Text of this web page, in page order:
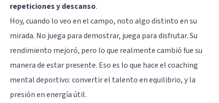
repeticiones y descanso.
Hoy, cuando lo veo en el campo, noto algo distinto en su
mirada. No juega para demostrar, juega para disfrutar. Su
rendimiento mejoró, pero lo que realmente cambió fue su
manera de estar presente. Eso es lo que hace el coaching
mental deportivo: convertir el talento en equilibrio, y la
presión en energía útil.